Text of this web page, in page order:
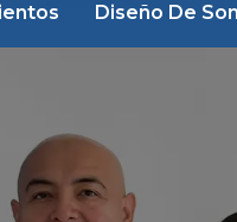
Diseño De
el servicio
dentales,
equipo de